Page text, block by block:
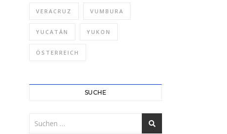
VERACRUZ VUMBURA
YUCATÁN YUKON
ÖSTERREICH
SUCHE